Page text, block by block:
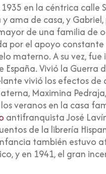
en la céntrica calle
de casa, y
de una familia de
por el apoyo
materno. A su vez,
Vivió la Guerra
vivió los efectos
Maximina
veranos en la casa
antifranquista José
de la librería
también estuvo
y en 1941, el gran